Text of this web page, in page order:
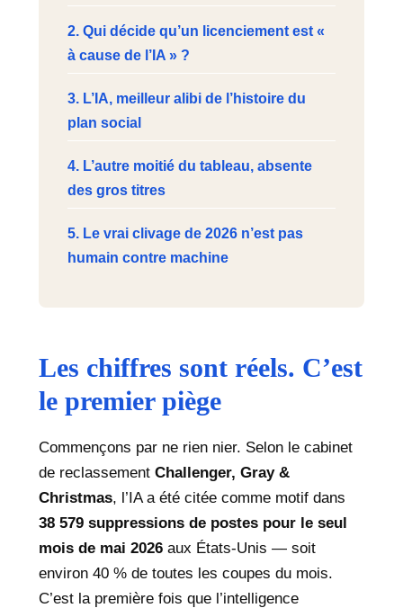
2. Qui décide qu’un licenciement est «
à cause de l’IA » ?
3. L’IA, meilleur alibi de l’histoire du
plan social
4. L’autre moitié du tableau, absente
des gros titres
5. Le vrai clivage de 2026 n’est pas
humain contre machine
Les chiffres sont réels. C’est
le premier piège
Commençons par ne rien nier. Selon le cabinet
de reclassement Challenger, Gray &
Christmas, l’IA a été citée comme motif dans
38 579 suppressions de postes pour le seul
mois de mai 2026aux États-Unis — soit
environ 40 % de toutes les coupes du mois.
C’est la première fois que l’intelligence